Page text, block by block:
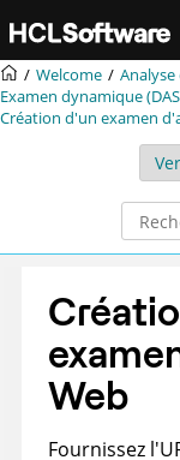
Aller au contenu
Welcome
Examen dynamique
Création d'un examen
Web
Fournissez